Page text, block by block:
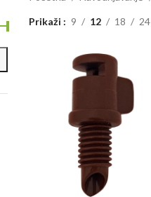
Prikaži 9 12 18 24